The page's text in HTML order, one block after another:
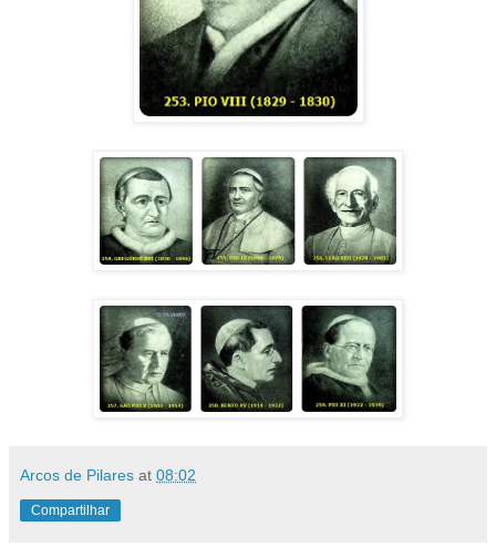
Arcos de Pilares at 08:02
Compartilhar